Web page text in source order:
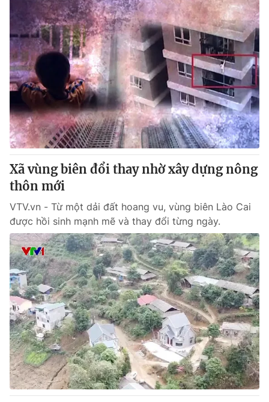
Xã vùng biên đổi thay nhờ xây dựng nông
thôn mới
VTV.vn - Từ một dải đất hoang vu, vùng biên Lào Cai
được hồi sinh mạnh mẽ và thay đổi từng ngày.